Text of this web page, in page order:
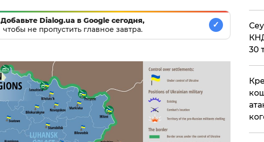
Добавьте Dialog.ua в Google сегодня,
чтобы не пропустить главное завтра.
✓
30